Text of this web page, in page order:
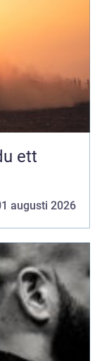
augusti 2026